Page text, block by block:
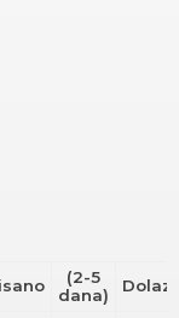
(2-5
dana)